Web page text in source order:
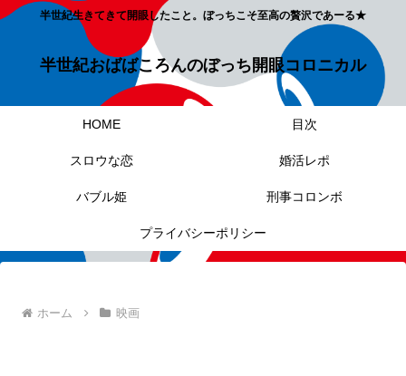
半世紀生きてきて開眼したこと。ぼっちこそ至高の贅沢であーる★
半世紀おばばころんのぼっち開眼コロニカル
HOME 目次
スロウな恋 婚活レポ
バブル姫 刑事コロンボ
プライバシーポリシー
ホーム 映画